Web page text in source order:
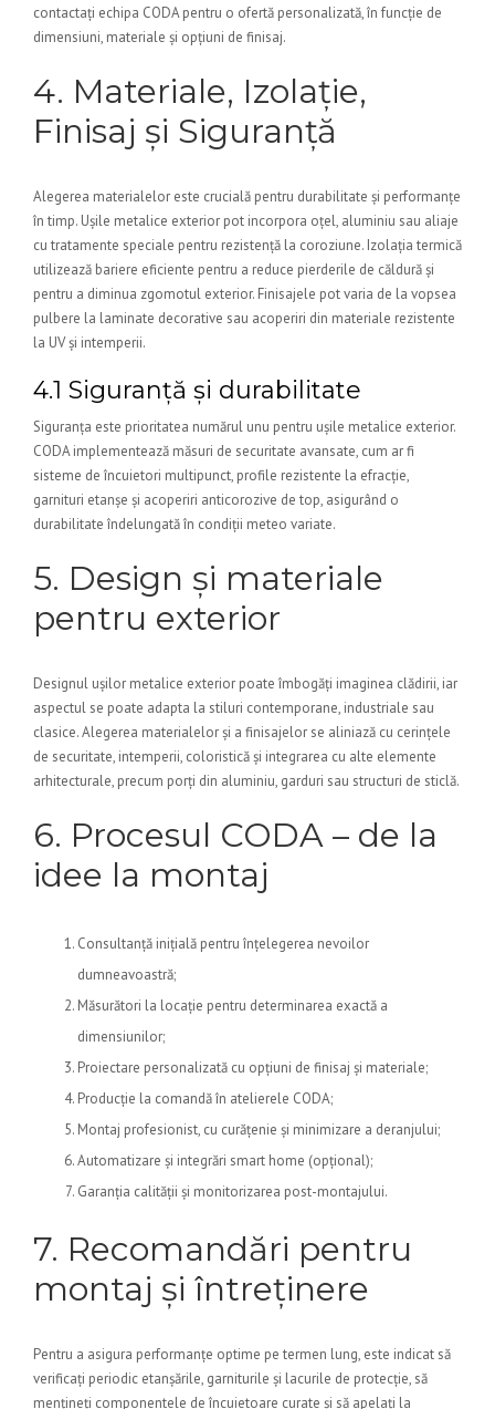
contactați echipa CODA pentru o ofertă personalizată, în funcție de
dimensiuni, materiale și opțiuni de finisaj.
4. Materiale, Izolație,
Finisaj și Siguranță
Alegerea materialelor este crucială pentru durabilitate și performanțe
în timp. Ușile metalice exterior pot incorpora oțel, aluminiu sau aliaje
cu tratamente speciale pentru rezistență la coroziune. Izolația termică
utilizează bariere eficiente pentru a reduce pierderile de căldură și
pentru a diminua zgomotul exterior. Finisajele pot varia de la vopsea
pulbere la laminate decorative sau acoperiri din materiale rezistente
la UV și intemperii.
4.1 Siguranță și durabilitate
Siguranța este prioritatea numărul unu pentru ușile metalice exterior.
CODA implementează măsuri de securitate avansate, cum ar fi
sisteme de încuietori multipunct, profile rezistente la efracție,
garnituri etanșe și acoperiri anticorozive de top, asigurând o
durabilitate îndelungată în condiții meteo variate.
5. Design și materiale
pentru exterior
Designul ușilor metalice exterior poate îmbogăți imaginea clădirii, iar
aspectul se poate adapta la stiluri contemporane, industriale sau
clasice. Alegerea materialelor și a finisajelor se aliniază cu cerințele
de securitate, intemperii, coloristică și integrarea cu alte elemente
arhitecturale, precum porți din aluminiu, garduri sau structuri de sticlă.
6. Procesul CODA – de la
idee la montaj
Consultanță inițială pentru înțelegerea nevoilor
dumneavoastră;
Măsurători la locație pentru determinarea exactă a
dimensiunilor;
Proiectare personalizată cu opțiuni de finisaj și materiale;
Producție la comandă în atelierele CODA;
Montaj profesionist, cu curățenie și minimizare a deranjului;
Automatizare și integrări smart home (opțional);
Garanția calității și monitorizarea post-montajului.
7. Recomandări pentru
montaj și întreținere
Pentru a asigura performanțe optime pe termen lung, este indicat să
verificați periodic etanșările, garniturile și lacurile de protecție, să
mențineți componentele de încuietoare curate și să apelați la